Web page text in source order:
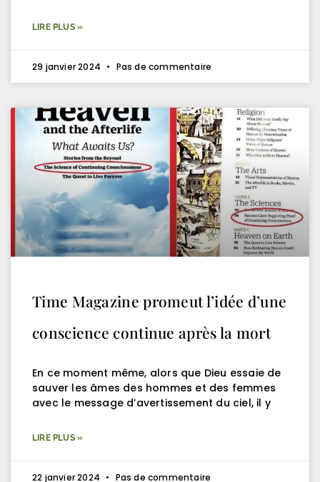
LIRE PLUS »
29 janvier 2024 Pas de commentaire
Time Magazine promeut l’idée d’une
conscience continue après la mort
En ce moment même, alors que Dieu essaie de
sauver les âmes des hommes et des femmes
avec le message d’avertissement du ciel, il y
LIRE PLUS »
22 janvier 2024 Pas de commentaire